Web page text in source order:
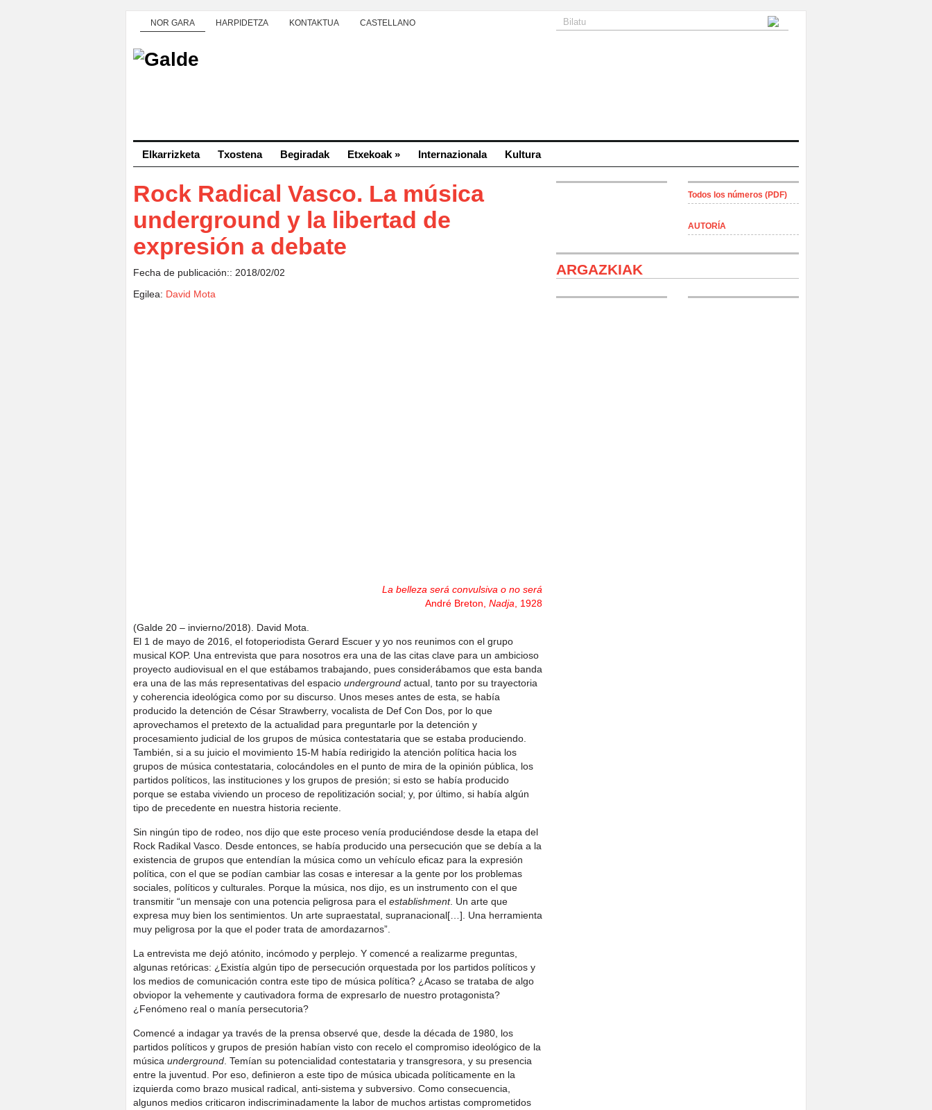
NOR GARA HARPIDETZA KONTAKTUA CASTELLANO
Elkarrizketa Txostena Begiradak Etxekoak » Internazionala Kultura
Rock Radical Vasco. La música
underground y la libertad de
expresión a debate
Fecha de publicación:: 2018/02/02
Egilea: David Mota
La belleza será convulsiva o no será
André Breton, Nadja , 1928
(Galde 20 – invierno/2018). David Mota.
El 1 de mayo de 2016, el fotoperiodista Gerard Escuer y yo nos reunimos con el grupo
musical KOP. Una entrevista que para nosotros era una de las citas clave para un ambicioso
proyecto audiovisual en el que estábamos trabajando, pues considerábamos que esta banda
era una de las más representativas del espacio underground actual, tanto por su trayectoria
y coherencia ideológica como por su discurso. Unos meses antes de esta, se había
producido la detención de César Strawberry, vocalista de Def Con Dos, por lo que
aprovechamos el pretexto de la actualidad para preguntarle por la detención y
procesamiento judicial de los grupos de música contestataria que se estaba produciendo.
También, si a su juicio el movimiento 15-M había redirigido la atención política hacia los
grupos de música contestataria, colocándoles en el punto de mira de la opinión pública, los
partidos políticos, las instituciones y los grupos de presión; si esto se había producido
porque se estaba viviendo un proceso de repolitización social; y, por último, si había algún
tipo de precedente en nuestra historia reciente.
Sin ningún tipo de rodeo, nos dijo que este proceso venía produciéndose desde la etapa del
Rock Radikal Vasco. Desde entonces, se había producido una persecución que se debía a la
existencia de grupos que entendían la música como un vehículo eficaz para la expresión
política, con el que se podían cambiar las cosas e interesar a la gente por los problemas
sociales, políticos y culturales. Porque la música, nos dijo, es un instrumento con el que
transmitir “un mensaje con una potencia peligrosa para el establishment. Un arte que
expresa muy bien los sentimientos. Un arte supraestatal, supranacional[…]. Una herramienta
muy peligrosa por la que el poder trata de amordazarnos”.
La entrevista me dejó atónito, incómodo y perplejo. Y comencé a realizarme preguntas,
algunas retóricas: ¿Existía algún tipo de persecución orquestada por los partidos políticos y
los medios de comunicación contra este tipo de música política? ¿Acaso se trataba de algo
obviopor la vehemente y cautivadora forma de expresarlo de nuestro protagonista?
¿Fenómeno real o manía persecutoria?
Comencé a indagar ya través de la prensa observé que, desde la década de 1980, los
partidos políticos y grupos de presión habían visto con recelo el compromiso ideológico de la
música underground . Temían su potencialidad contestataria y transgresora, y su presencia
entre la juventud. Por eso, definieron a este tipo de música ubicada políticamente en la
izquierda como brazo musical radical, anti-sistema y subversivo. Como consecuencia,
algunos medios criticaron indiscriminadamente la labor de muchos artistas comprometidos
Todos los números (PDF)
AUTORÍA
ARGAZKIAK
Sueños Rotos
República del Alto Karabakh —Artsakh—, 06/10/2020